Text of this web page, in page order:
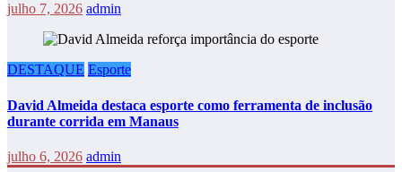
julho 7, 2026 admin
DESTAQUE Esporte
David Almeida destaca esporte como ferramenta de inclusão
durante corrida em Manaus
julho 6, 2026 admin